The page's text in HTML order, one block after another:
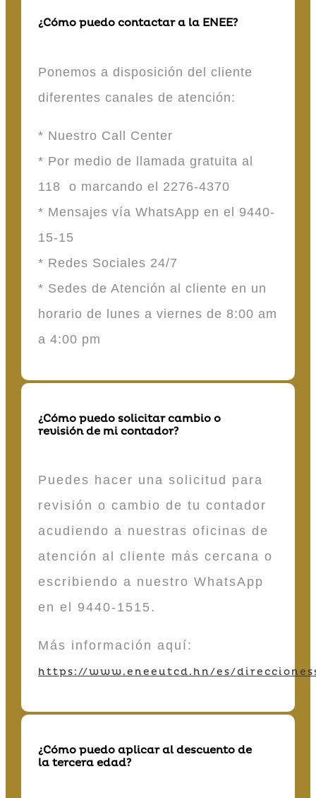
¿Cómo puedo contactar a la ENEE?
Ponemos a disposición del cliente
diferentes canales de atención:
* Nuestro Call Center
* Por medio de llamada gratuita al
118 o marcando el 2276-4370
* Mensajes vía WhatsApp en el 9440-
15-15
* Redes Sociales 24/7
* Sedes de Atención al cliente en un
horario de lunes a viernes de 8:00 am
a 4:00 pm
¿Cómo puedo solicitar cambio o
revisión de mi contador?
Puedes hacer una solicitud para
revisión o cambio de tu contador
acudiendo a nuestras oficinas de
atención al cliente más cercana o
escribiendo a nuestro WhatsApp
en el 9440-1515.
Más información aquí:
https://www.eneeutcd.hn/es/
¿Cómo puedo aplicar al descuento de
la tercera edad?